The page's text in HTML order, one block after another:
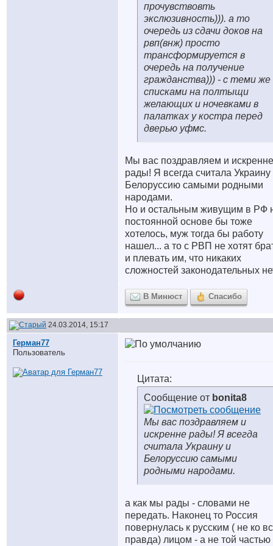
прочувствовть
экслюзивность))). а то
очередь из сдачи доков на
рвп(внж) просто
трансформируется в
очередь на получение
гражданства))) - с теми же
списками на полтыщи
желающих и ночевками в
палатках у костра перед
дверью уфмс.
Мы вас поздравляем и искренне
рады! Я всегда считала Украину
Белоруссию самыми родными
народами.
Но и остальным живущим в РФ
постоянной основе бы тоже
хотелось, муж тогда бы работу
нашел... а то с РВП не хотят
и плевать им, что никаких
сложностей законодательных
В Минюст Спасибо
24.03.2014, 15:17
Герман77
Пользователь
Цитата:
Сообщение от bonita8
Мы вас поздравляем и
искренне рады! Я всегда
считала Украину и
Белоруссию самыми
родными народами.
а как мы рады - словами не
передать. Наконец то Россия
повернулась к русским ( не ко
правда) лицом - а не той частью